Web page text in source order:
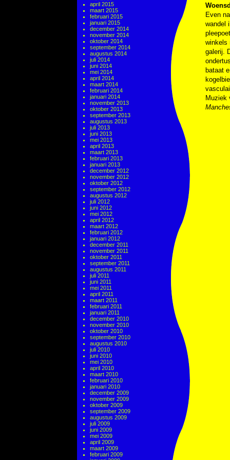
april 2015
maart 2015
februari 2015
januari 2015
december 2014
november 2014
oktober 2014
september 2014
augustus 2014
juli 2014
juni 2014
mei 2014
april 2014
maart 2014
februari 2014
januari 2014
november 2013
oktober 2013
september 2013
augustus 2013
juli 2013
juni 2013
mei 2013
april 2013
maart 2013
februari 2013
januari 2013
december 2012
november 2012
oktober 2012
september 2012
augustus 2012
juli 2012
juni 2012
mei 2012
april 2012
maart 2012
februari 2012
januari 2012
december 2011
november 2011
oktober 2011
september 2011
augustus 2011
juli 2011
juni 2011
mei 2011
april 2011
maart 2011
februari 2011
januari 2011
december 2010
november 2010
oktober 2010
september 2010
augustus 2010
juli 2010
juni 2010
mei 2010
april 2010
maart 2010
februari 2010
januari 2010
december 2009
november 2009
oktober 2009
september 2009
augustus 2009
juli 2009
juni 2009
mei 2009
april 2009
maart 2009
februari 2009
Even
wandel
winkels
galerij.
bataat
Muziek